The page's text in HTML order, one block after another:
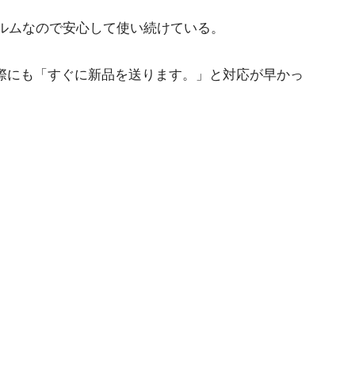
なので安心して使い続けている。
も「すぐに新品を送ります。」と対応が早かっ